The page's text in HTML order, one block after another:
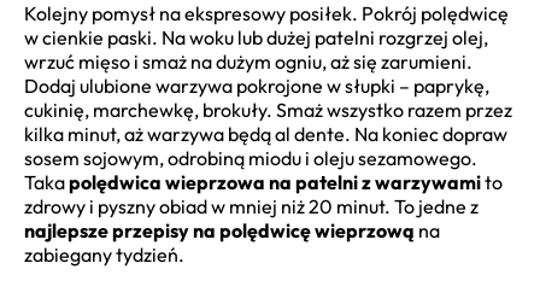
Kolejny pomysł na ekspresowy posiłek. Pokrój polędwicę
w cienkie paski. Na woku lub dużej patelni rozgrzej olej,
wrzuć mięso i smaż na dużym ogniu, aż się zarumieni.
Dodaj ulubione warzywa pokrojone w słupki – paprykę,
cukinię, marchewkę, brokuły. Smaż wszystko razem przez
kilka minut, aż warzywa będą al dente. Na koniec dopraw
sosem sojowym, odrobiną miodu i oleju sezamowego.
Takapolędwica wieprzowa na patelni z warzywamito
zdrowy i pyszny obiad w mniej niż 20 minut. To jedne z
najlepsze przepisy na polędwicę wieprzową na
zabiegany tydzień.